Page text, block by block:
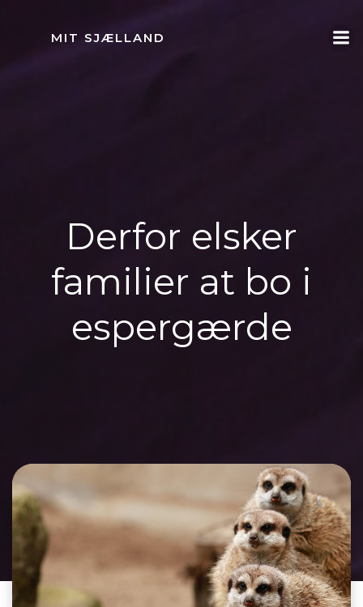
MIT SJÆLLAND
Derfor elsker
familier at bo i
espergærde